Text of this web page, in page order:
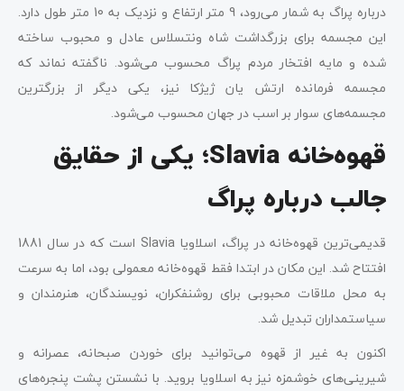
درباره پراگ به شمار می‌رود، 9 متر ارتفاع و نزدیک به 10 متر طول دارد.
این مجسمه برای بزرگداشت شاه ونتسلاس عادل و محبوب ساخته
شده و مایه افتخار مردم پراگ محسوب می‌شود. ناگفته نماند که
مجسمه فرمانده ارتش یان ژیژکا نیز، یکی دیگر از بزرگترین
مجسمه‌های سوار بر اسب در جهان محسوب می‌شود.
قهوه‌خانه‌ Slavia؛ یکی از حقایق
جالب درباره پراگ
قدیمی‌ترین قهوه‌خانه در پراگ، اسلاویا Slavia است که در سال 1881
افتتاح شد. این مکان در ابتدا فقط قهوه‌‌خانه معمولی بود، اما به سرعت
به محل ملاقات محبوبی برای روشنفکران، نویسندگان، هنرمندان و
سیاستمداران تبدیل شد.
اکنون به غیر از قهوه می‌توانید برای خوردن صبحانه، عصرانه و
شیرینی‌های خوشمزه نیز به اسلاویا بروید. با نشستن پشت پنجره‌های